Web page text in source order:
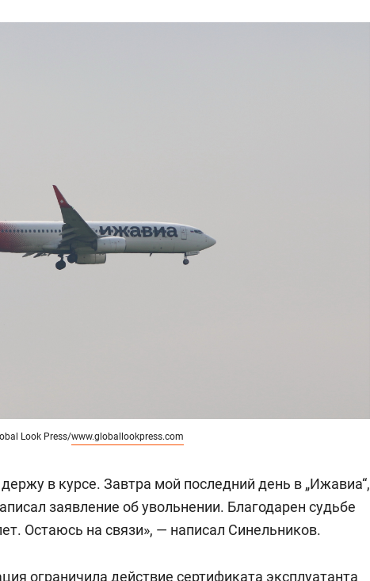
Look Press/www.globallookpress.com
в курсе. Завтра мой последний день в „Ижавиа“,
заявление об увольнении. Благодарен судьбе
Остаюсь на связи», — написал Синельников.
ограничила действие сертификата эксплуатанта